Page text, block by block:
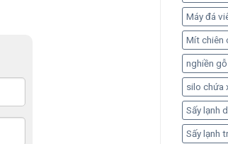
Máy đá
Mít chiên
nghiền
silo chứa
Sấy lạnh
Sấy lạnh